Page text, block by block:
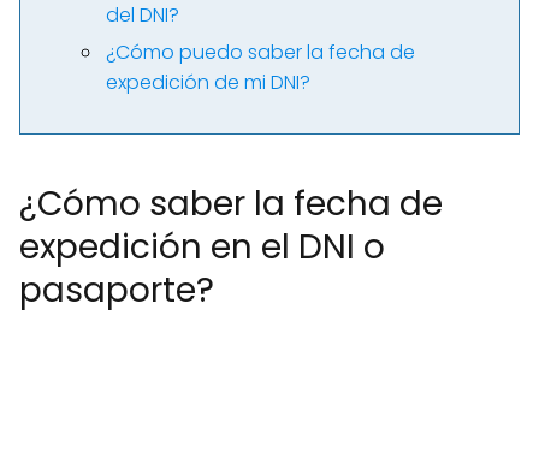
del DNI?
¿Cómo puedo saber la fecha de
expedición de mi DNI?
¿Cómo saber la fecha de
expedición en el DNI o
pasaporte?